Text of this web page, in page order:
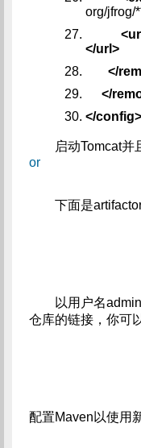
org/jfrog/
</url>
</
</
</config>
启动Tomcat并
or
下面是
以用户名admin
仓库的链接，你可
配置Maven以使用